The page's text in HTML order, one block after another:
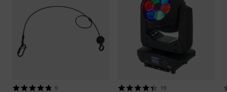
9 19